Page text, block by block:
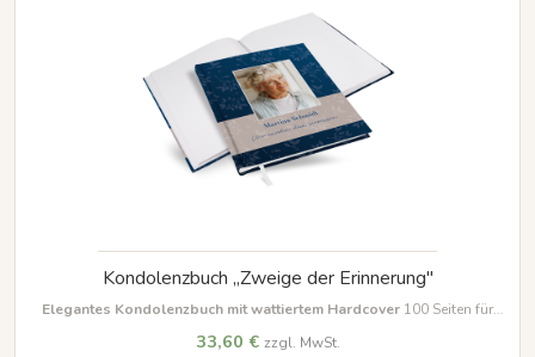
Kondolenzbuch „Zweige der Erinnerung"
Elegantes Kondolenzbuch mit wattiertem Hardcover 100 Seiten für
Kapital- und Lesezeichenband.
33,60 € zzgl. MwSt.